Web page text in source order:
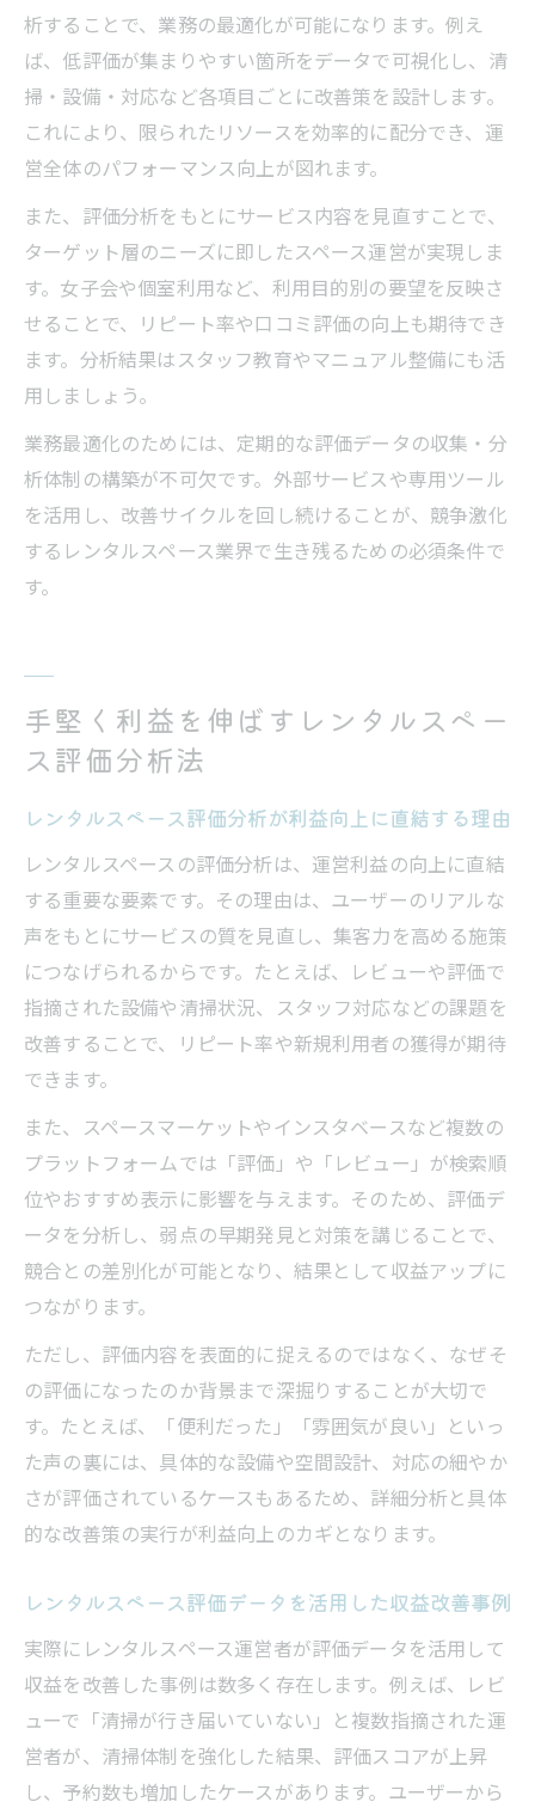
析することで、業務の最適化が可能になります。例え
ば、低評価が集まりやすい箇所をデータで可視化し、清
掃・設備・対応など各項目ごとに改善策を設計します。
これにより、限られたリソースを効率的に配分でき、運
営全体のパフォーマンス向上が図れます。
また、評価分析をもとにサービス内容を見直すことで、
ターゲット層のニーズに即したスペース運営が実現しま
す。女子会や個室利用など、利用目的別の要望を反映さ
せることで、リピート率や口コミ評価の向上も期待でき
ます。分析結果はスタッフ教育やマニュアル整備にも活
用しましょう。
業務最適化のためには、定期的な評価データの収集・分
析体制の構築が不可欠です。外部サービスや専用ツール
を活用し、改善サイクルを回し続けることが、競争激化
するレンタルスペース業界で生き残るための必須条件で
す。
手堅く利益を伸ばすレンタルスペー
ス評価分析法
レンタルスペース評価分析が利益向上に直結する理由
レンタルスペースの評価分析は、運営利益の向上に直結
する重要な要素です。その理由は、ユーザーのリアルな
声をもとにサービスの質を見直し、集客力を高める施策
につなげられるからです。たとえば、レビューや評価で
指摘された設備や清掃状況、スタッフ対応などの課題を
改善することで、リピート率や新規利用者の獲得が期待
できます。
また、スペースマーケットやインスタベースなど複数の
プラットフォームでは「評価」や「レビュー」が検索順
位やおすすめ表示に影響を与えます。そのため、評価デ
ータを分析し、弱点の早期発見と対策を講じることで、
競合との差別化が可能となり、結果として収益アップに
つながります。
ただし、評価内容を表面的に捉えるのではなく、なぜそ
の評価になったのか背景まで深掘りすることが大切で
す。たとえば、「便利だった」「雰囲気が良い」といっ
た声の裏には、具体的な設備や空間設計、対応の細やか
さが評価されているケースもあるため、詳細分析と具体
的な改善策の実行が利益向上のカギとなります。
レンタルスペース評価データを活用した収益改善事例
実際にレンタルスペース運営者が評価データを活用して
収益を改善した事例は数多く存在します。例えば、レビ
ューで「清掃が行き届いていない」と複数指摘された運
営者が、清掃体制を強化した結果、評価スコアが上昇
し、予約数も増加したケースがあります。ユーザーから